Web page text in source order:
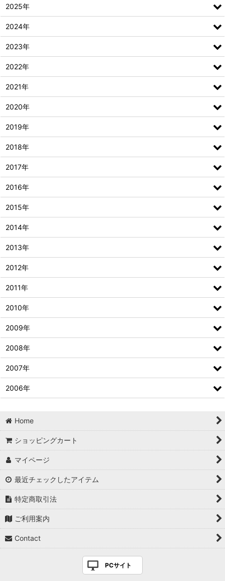
2025年
2024年
2023年
2022年
2021年
2020年
2019年
2018年
2017年
2016年
2015年
2014年
2013年
2012年
2011年
2010年
2009年
2008年
2007年
2006年
Home
ショッピングカート
マイページ
最近チェックしたアイテム
特定商取引法
ご利用案内
Contact
PCサイト